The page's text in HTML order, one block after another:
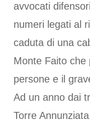
avvocati
numeri legati al
caduta di una
Monte Faito
persone e il
Ad un anno dai
Torre